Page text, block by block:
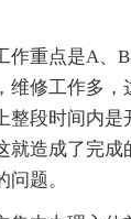
重点是A、B
维修工作多，
整段时间内是
就造成了完成
题。